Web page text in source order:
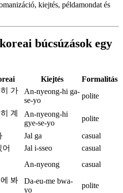
kiejtés, példamondat és
búcsúzások egy
Kiejtés
Formalitás
가
An-nyeong-hi ga-
se-yo
polite
계
An-nyeong-hi
gye-se-yo
polite
Jal ga
casual
어 Jal i-sseo
casual
An-nyeong
casual
봐
Da-eu-me bwa-
yo
polite